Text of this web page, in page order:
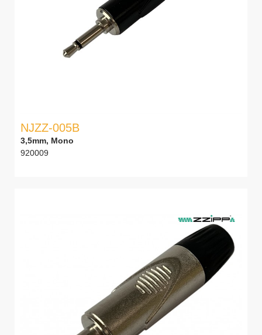
NJZZ-005B
3,5mm, Mono
920009